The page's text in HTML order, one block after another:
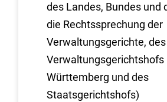
des Landes, Bundes und
die Rechtssprechung der
Verwaltungsgerichte, des
Verwaltungsgerichtshofs
Württemberg und des
Staatsgerichtshofs)